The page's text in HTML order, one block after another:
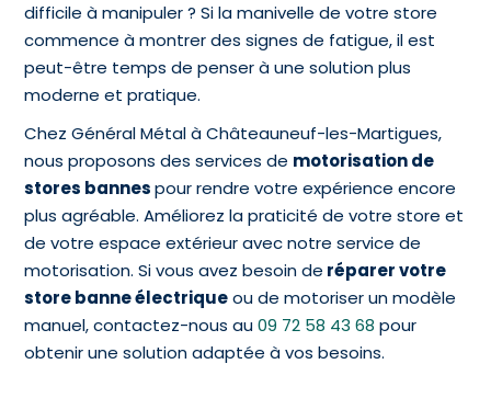
difficile à manipuler ? Si la manivelle de votre store
commence à montrer des signes de fatigue, il est
peut-être temps de penser à une solution plus
moderne et pratique.
Chez Général Métal à Châteauneuf-les-Martigues,
nous proposons des services de motorisation de
stores bannespour rendre votre expérience encore
plus agréable. Améliorez la praticité de votre store et
de votre espace extérieur avec notre service de
motorisation. Si vous avez besoin de réparer votre
store banne électriqueou de motoriser un modèle
manuel, contactez-nous au09 72 58 43 68 pour
obtenir une solution adaptée à vos besoins.